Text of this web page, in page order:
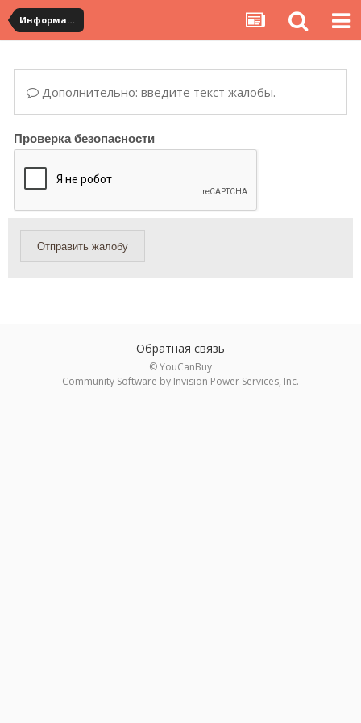
Информация по полученным посылкам
Дополнительно: введите текст жалобы.
Проверка безопасности
Отправить жалобу
Обратная связь
© YouCanBuy
Community Software by Invision Power Services, Inc.